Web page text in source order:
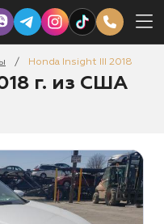
/ Honda Insight III 2018
г. из США